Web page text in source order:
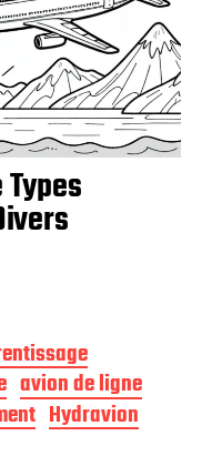
avion de ligne
Hydravion